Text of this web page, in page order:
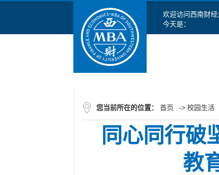
欢迎访问西南财
今天是：
您当前所在的位置： 首页 -> 校园生活
同心同行
教